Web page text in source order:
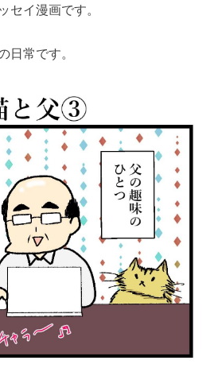
セイ漫画です。
日常です。